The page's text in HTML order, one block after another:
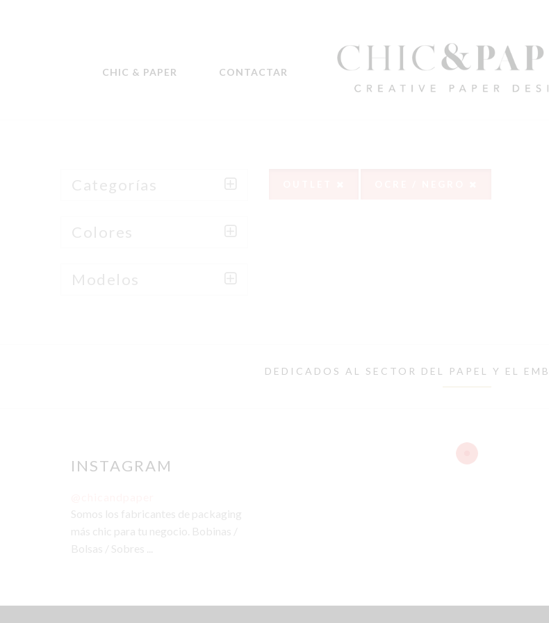
CHIC & PAPER CONTACTAR
Categorías
Colores
Modelos
DEDICADOS AL SECTOR DEL PAPEL Y EL
INSTAGRAM
Somos los fabricantes de packaging
más chic para tu negocio. Bobinas /
Bolsas / Sobres ...